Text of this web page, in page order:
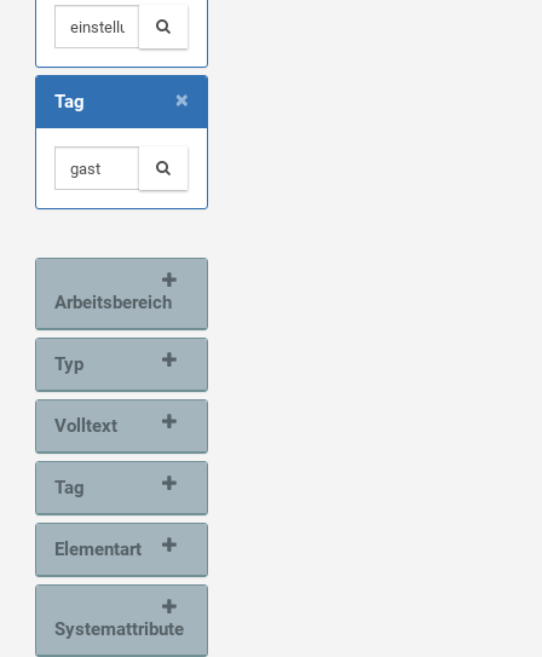
×
Tag
Arbeitsbereich
Typ
Volltext
Tag
Elementart
Systemattribute